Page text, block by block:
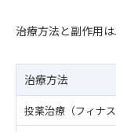
治療方法と副作用は
治療方法
投薬治療（フィナス